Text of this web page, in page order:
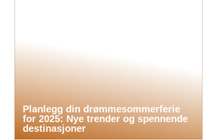
Planlegg din drømmesommerferie
for 2025: Nye trender og spennende
destinasjoner